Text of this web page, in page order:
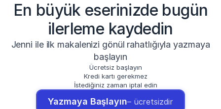
En büyük eserinizde bugün
ilerleme kaydedin
Jenni ile ilk makalenizi gönül rahatlığıyla yazmaya
başlayın
Ücretsiz başlayın
Kredi kartı gerekmez
İstediğiniz zaman iptal edin
Yazmaya Başlayın– ücretsizdir